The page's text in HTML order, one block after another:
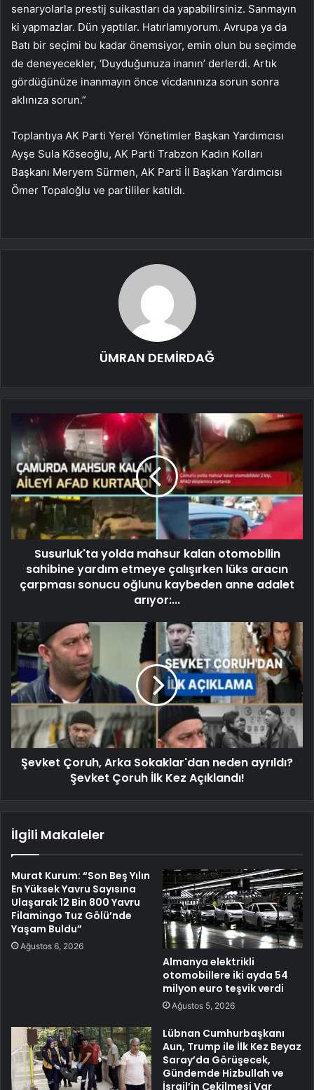
senaryolarla prestij suikastları da yapabilirsiniz. Sanmayın
ki yapmazlar. Dün yaptılar. Hatırlamıyorum. Avrupa ya da
Batı bir seçimi bu kadar önemsiyor, emin olun bu seçimde
de deneyecekler, ‘Duyduğunuza inanın’ derlerdi. Artık
gördüğünüze inanmayın önce vicdanınıza sorun sonra
aklınıza sorun.”
Toplantıya AK Parti Yerel Yönetimler Başkan Yardımcısı
Ayşe Sula Köseoğlu, AK Parti Trabzon Kadın Kolları
Başkanı Meryem Sürmen, AK Parti İl Başkan Yardımcısı
Ömer Topaloğlu ve partililer katıldı.
ÜMRAN DEMİRDAĞ
Susurluk'ta yolda mahsur kalan otomobilin
sahibine yardım etmeye çalışırken lüks aracın
çarpması sonucu oğlunu kaybeden anne adalet
arıyor:...
Şevket Çoruh, Arka Sokaklar'dan neden ayrıldı?
Şevket Çoruh İlk Kez Açıklandı!
İlgili Makaleler
Murat Kurum: “Son Beş Yılın
En Yüksek Yavru Sayısına
Ulaşarak 12 Bin 800 Yavru
Filamingo Tuz Gölü’nde
Yaşam Buldu”
Ağustos 6, 2026
Almanya elektrikli
otomobillere iki ayda 54
milyon euro teşvik verdi
Ağustos 5, 2026
Lübnan Cumhurbaşkanı
Aun, Trump ile İlk Kez Beyaz
Saray’da Görüşecek,
Gündemde Hizbullah ve
İsrail’in Çekilmesi Var